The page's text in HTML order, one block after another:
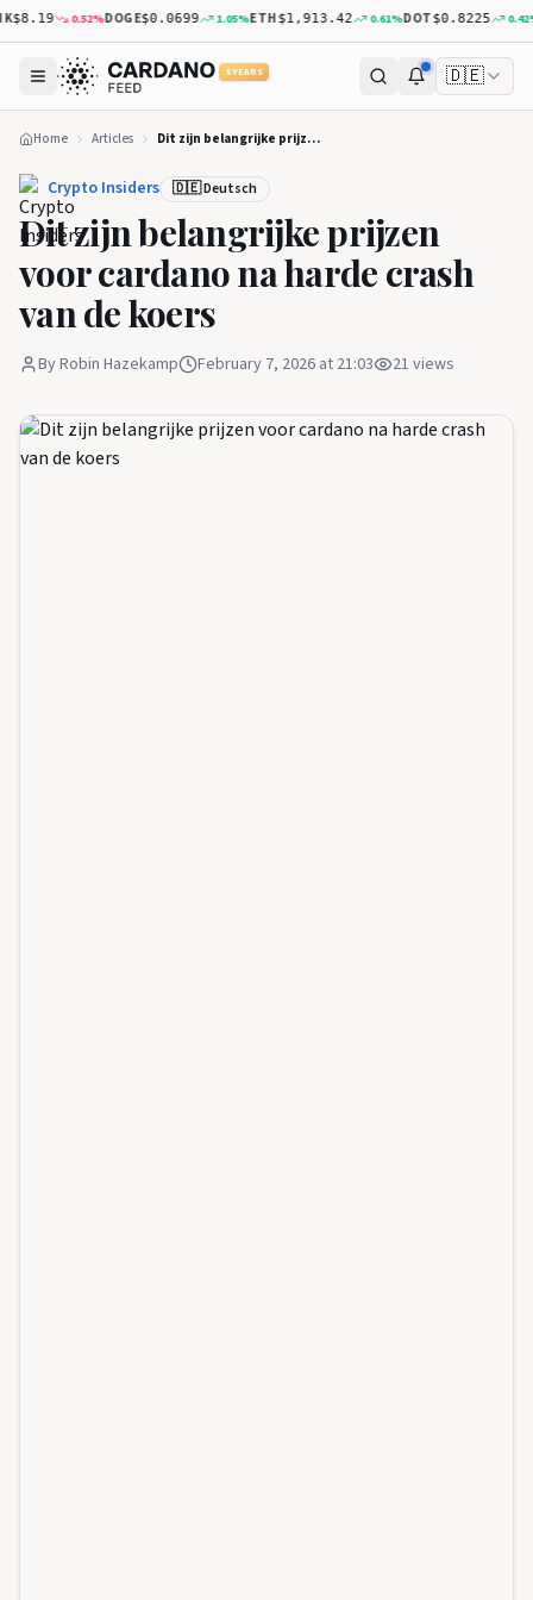
0.52%DOGE$0.0699 1.05%ETH$1,913.42 0.61%DOT$0.8225 0.42%
5 YEARS 🇩🇪
Home Articles Dit zijn belangrijke prijzen voor cardano na harde crash van de koers
Crypto Insiders 🇩🇪 Deutsch
Dit zijn belangrijke prijzen
voor cardano na harde crash
van de koers
ByRobin Hazekamp February 7, 2026 at 21:03 21 views